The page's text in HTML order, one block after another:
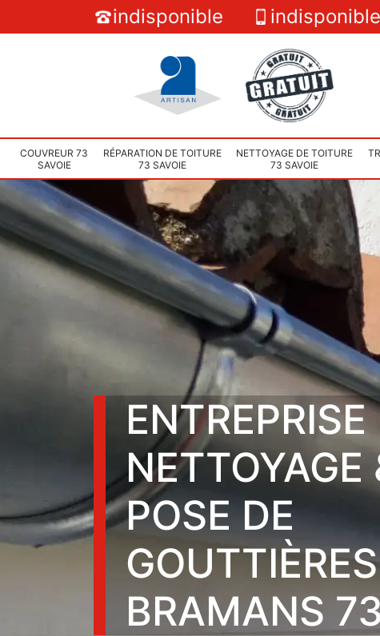
indisponible indisponible
COUVREUR 73
SAVOIE
RÉPARATION DE TOITURE
73 SAVOIE
NETTOYAGE DE TOITURE
73 SAVOIE
ENTREPRISE
NETTOYAGE
POSE DE
GOUTTIÈRES
BRAMANS